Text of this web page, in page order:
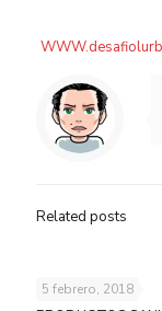
Related posts
5 febrero, 2018